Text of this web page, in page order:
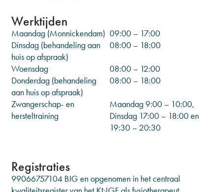
Werktijden
Maandag (Monnickendam) 09:00 – 17:00
Dinsdag (behandeling aan
huis op afspraak)
08:00 – 18:00
Woensdag
08:00 – 12:00
Donderdag (behandeling
aan huis op afspraak)
08:00 – 18:00
Zwangerschap- en
hersteltraining
Maandag 9:00 – 10:00,
Dinsdag 17:00 – 18:00 en
19:30 – 20:30
Registraties
99066757104 BIG en opgenomen in het centraal